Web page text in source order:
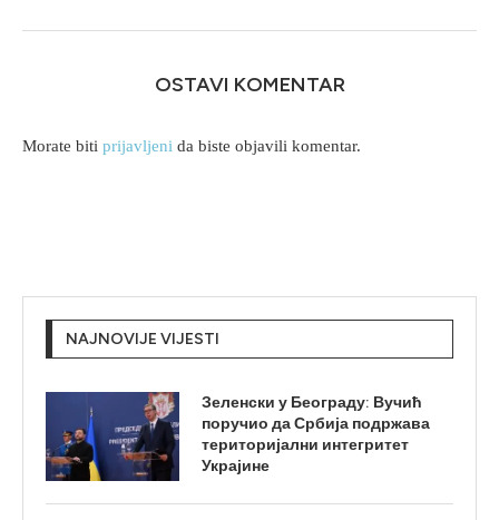
OSTAVI KOMENTAR
Morate biti prijavljeni da biste objavili komentar.
NAJNOVIJE VIJESTI
Зеленски у Београду: Вучић
поручио да Србија подржава
територијални интегритет
Украјине